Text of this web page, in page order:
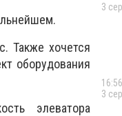
Также хочется
оборудования
элеватора
3
16:56
3